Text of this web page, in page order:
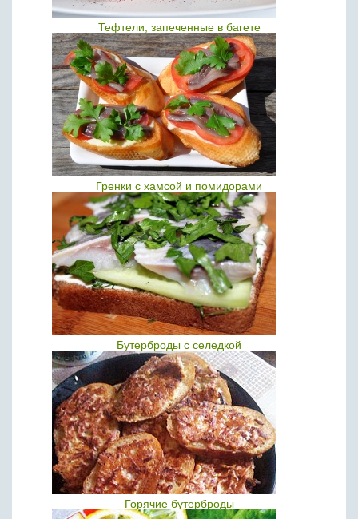
Тефтели, запеченные в багете
Гренки с хамсой и помидорами
Бутерброды с селедкой
Горячие бутерброды